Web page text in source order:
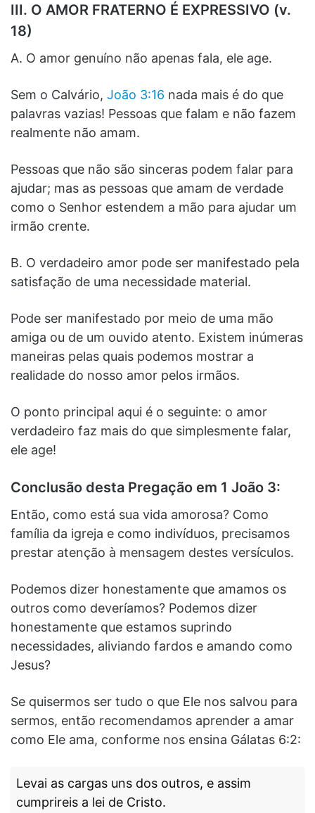
III. O AMOR FRATERNO É EXPRESSIVO (v.
18)
A. O amor genuíno não apenas fala, ele age.
Sem o Calvário, João 3:16 nada mais é do que
palavras vazias! Pessoas que falam e não fazem
realmente não amam.
Pessoas que não são sinceras podem falar para
ajudar; mas as pessoas que amam de verdade
como o Senhor estendem a mão para ajudar um
irmão crente.
B. O verdadeiro amor pode ser manifestado pela
satisfação de uma necessidade material.
Pode ser manifestado por meio de uma mão
amiga ou de um ouvido atento. Existem inúmeras
maneiras pelas quais podemos mostrar a
realidade do nosso amor pelos irmãos.
O ponto principal aqui é o seguinte: o amor
verdadeiro faz mais do que simplesmente falar,
ele age!
Conclusão desta Pregação em 1 João 3:
Então, como está sua vida amorosa? Como
família da igreja e como indivíduos, precisamos
prestar atenção à mensagem destes versículos.
Podemos dizer honestamente que amamos os
outros como deveríamos? Podemos dizer
honestamente que estamos suprindo
necessidades, aliviando fardos e amando como
Jesus?
Se quisermos ser tudo o que Ele nos salvou para
sermos, então recomendamos aprender a amar
como Ele ama, conforme nos ensina Gálatas 6:2:
Levai as cargas uns dos outros, e assim
cumprireis a lei de Cristo.